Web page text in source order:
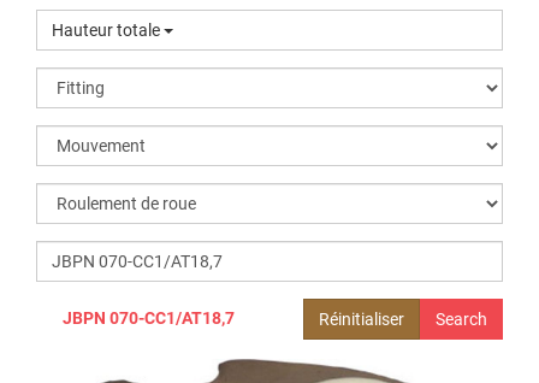
Hauteur totale
Réinitialiser
JBPN 070-CC1/AT18,7